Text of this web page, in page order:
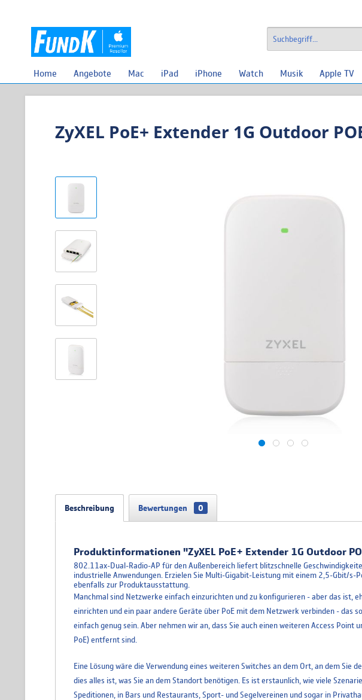
Home Angebote Mac iPad iPhone Watch Musik Apple TV
ZyXEL PoE+ Extender 1G Outdoor
Beschreibung Bewertungen 0
Produktinformationen "ZyXEL PoE+ Extender 1G Outdoor
802.11ax-Dual-Radio-AP für den Außenbereich liefert blitzschnelle
industrielle Anwendungen. Erzielen Sie Multi-Gigabit-Leistung mit einem 2,5-Gbit/
ebenfalls zur Produktausstattung.
Manchmal sind Netzwerke einfach einzurichten und zu konfigurieren - aber das ist,
einrichten und ein paar andere Geräte über PoE mit dem Netzwerk verbinden - das
einfach genug sein. Aber nehmen wir an, dass Sie auch einen weiteren Access
PoE) entfernt sind.
Eine Lösung wäre die Verwendung eines weiteren Switches an dem Ort, an dem
dies alles ist, was Sie an dem Standort benötigen. Es ist erstaunlich, wie viele
Speditionen, in Bars und Restaurants, Sport- und Segelvereinen und sogar in